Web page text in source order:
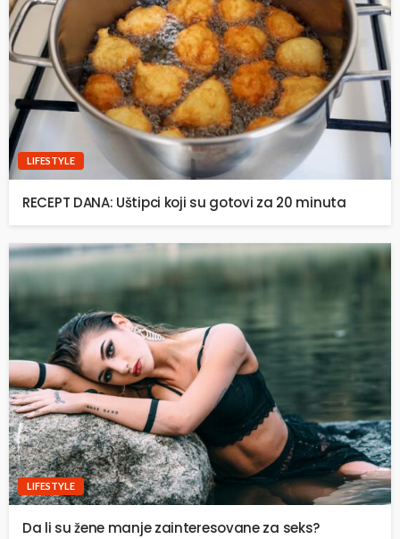
LIFESTYLE
RECEPT DANA: Uštipci koji su gotovi za 20 minuta
LIFESTYLE
Da li su žene manje zainteresovane za seks?